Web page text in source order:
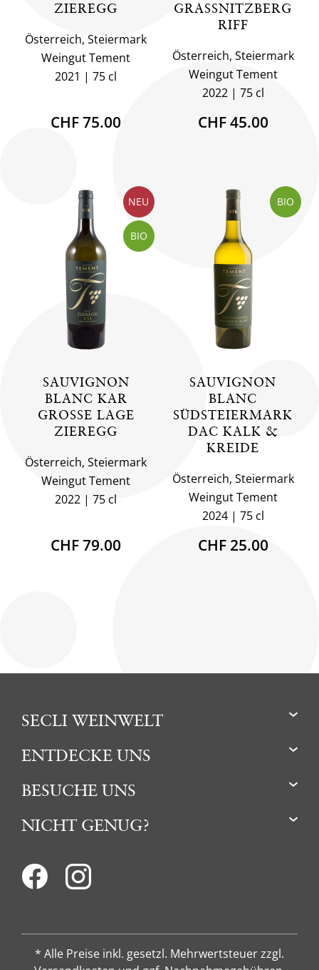
ZIEREGG
Österreich, Steiermark
Weingut Tement
2021
75 cl
CHF 75.00
GRASSNITZBERG
RIFF
Österreich, Steiermark
Weingut Tement
2022
75 cl
CHF 45.00
NEU
BIO
SAUVIGNON
BLANC KAR
GROSSE LAGE
ZIEREGG
Österreich, Steiermark
Weingut Tement
2022
75 cl
CHF 79.00
BIO
SAUVIGNON
BLANC
SÜDSTEIERMARK
DAC KALK &
KREIDE
Österreich, Steiermark
Weingut Tement
2024
75 cl
CHF 25.00
SECLI WEINWELT
ENTDECKE UNS
BESUCHE UNS
NICHT GENUG?
* Alle Preise inkl. gesetzl. Mehrwertsteuer zzgl.